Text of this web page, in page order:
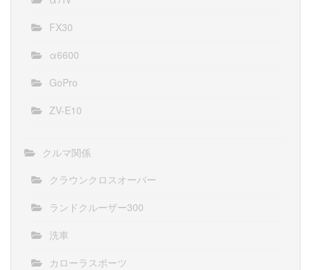
FX30
α6600
GoPro
ZV-E10
クルマ関係
クラウンクロスオーバー
ランドクルーザー300
洗車
カローラスポーツ